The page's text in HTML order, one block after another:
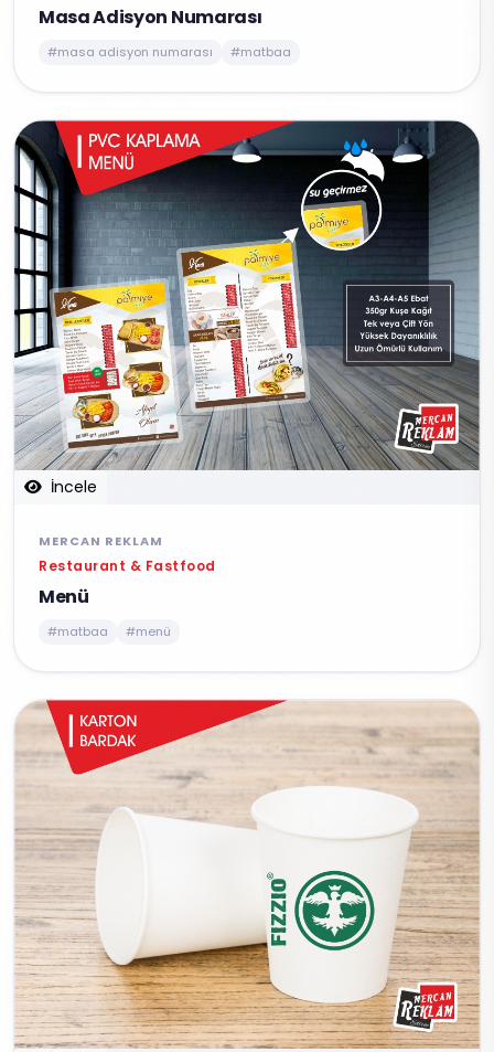
Masa Adisyon Numarası
#masa adisyon numarası #matbaa
İncele
MERCAN REKLAM
Restaurant & Fastfood
Menü
#matbaa #menü